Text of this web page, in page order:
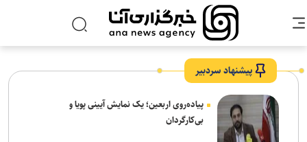
پیشنهاد سردبیر
پیاده‌روی اربعین؛ یک نمایش آیینی پویا و
بی‌کارگردان